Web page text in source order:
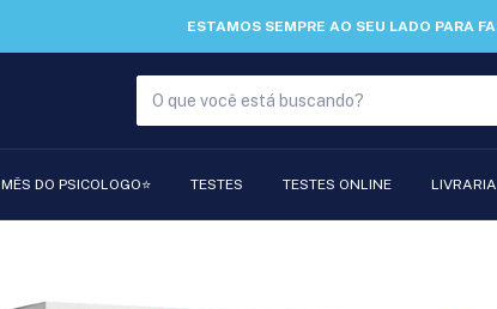
MÊS DO PSICOLOGO⭐ TESTES TESTES ONLINE LIVRARIA